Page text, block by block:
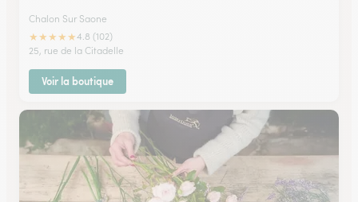
Chalon Sur Saone
★★★★★4.8 (102)
25, rue de la Citadelle
Voir la boutique